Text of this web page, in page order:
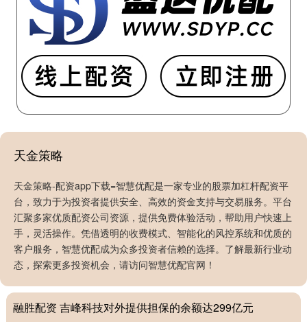
天金策略
天金策略-配资app下载=智慧优配是一家专业的股票加杠杆配资平
台，致力于为投资者提供安全、高效的资金支持与交易服务。平台
汇聚多家优质配资公司资源，提供免费体验活动，帮助用户快速上
手，灵活操作。凭借透明的收费模式、智能化的风控系统和优质的
客户服务，智慧优配成为众多投资者信赖的选择。了解最新行业动
态，探索更多投资机会，请访问智慧优配官网！
屿科配资 金融监管总局局长李云泽：相当部分省份已实现高
风险中小机构“动态清零”
融胜配资 吉峰科技对外提供担保的余额达299亿元